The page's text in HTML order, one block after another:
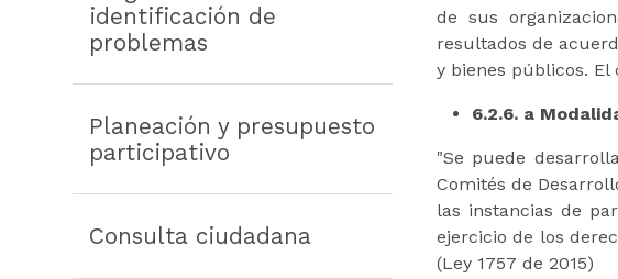
identificación de
problemas
Planeación y presupuesto
participativo
Consulta ciudadana
de sus
resultados de
y bienes públicos. El
6.2.6. a
"Se puede
Comités de
las instancias de
ejercicio de los
(Ley 1757 de 2015)